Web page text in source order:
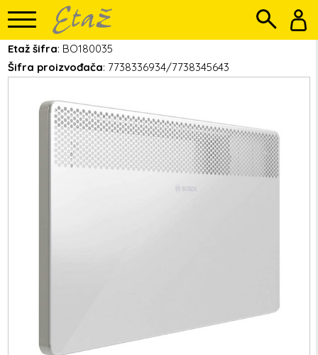
Etaž šifra: BO180035
Šifra proizvođača: 7738336934/7738345643